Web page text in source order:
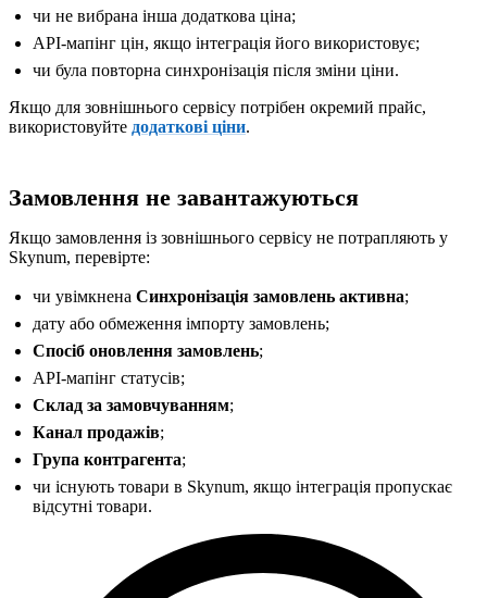
чи не вибрана інша додаткова ціна;
API-мапінг цін, якщо інтеграція його використовує;
чи була повторна синхронізація після зміни ціни.
Якщо для зовнішнього сервісу потрібен окремий прайс,
використовуйте додаткові ціни.
Замовлення не завантажуються
Якщо замовлення із зовнішнього сервісу не потрапляють у
Skynum, перевірте:
чи увімкнена Синхронізація замовлень активна;
дату або обмеження імпорту замовлень;
Спосіб оновлення замовлень;
API-мапінг статусів;
Склад за замовчуванням;
Канал продажів;
Група контрагента;
чи існують товари в Skynum, якщо інтеграція пропускає
відсутні товари.